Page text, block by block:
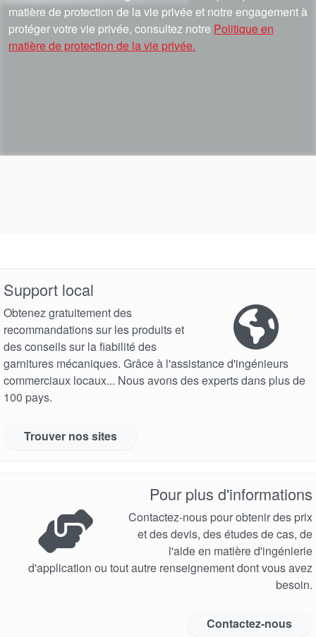
matière de protection de la vie privée et notre engagement à
protéger votre vie privée, consultez notre Politique en
matière de protection de la vie privée.
Support local
Obtenez gratuitement des
recommandations sur les produits et
des conseils sur la fiabilité des
garnitures mécaniques. Grâce à l'assistance d'ingénieurs
commerciaux locaux... Nous avons des experts dans plus de
100 pays.
Trouver nos sites
Pour plus d'informations
Contactez-nous pour obtenir des prix
et des devis, des études de cas, de
l'aide en matière d'ingénierie
d'application ou tout autre renseignement dont vous avez
besoin.
Contactez-nous